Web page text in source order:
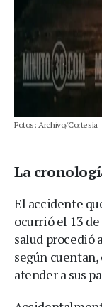
Fotos: Archivo/Cortesía
La
El accidente
ocurrió el 13
salud procedió
según
atender a sus